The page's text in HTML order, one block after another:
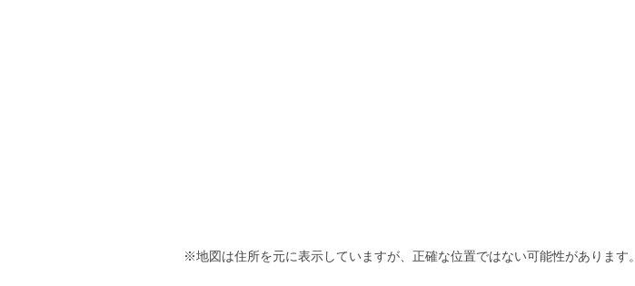
※地図は住所を元に表示していますが、正確な位置ではない可能性があります。